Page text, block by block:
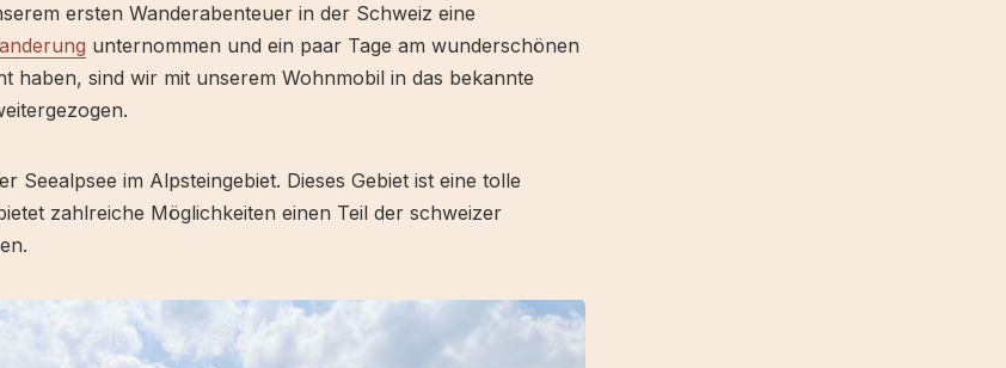
ersten Wanderabenteuer in der Schweiz eine
unternommen und ein paar Tage am wunderschönen
haben, sind wir mit unserem Wohnmobil in das bekannte
Seealpsee im Alpsteingebiet. Dieses Gebiet ist eine tolle
zahlreiche Möglichkeiten einen Teil der schweizer